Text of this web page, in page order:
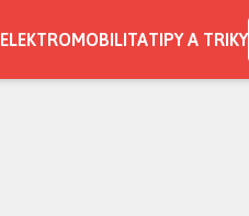
ELEKTROMOBILITATIPY A TRIKY